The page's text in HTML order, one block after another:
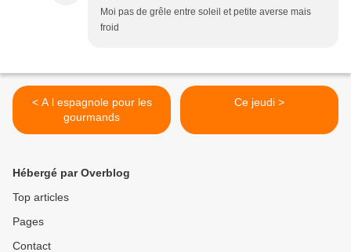
Moi pas de grêle entre soleil et petite averse mais
froid
< A l espagnole pour les
gourmands
Ce jeudi >
Hébergé par Overblog
Top articles
Pages
Contact